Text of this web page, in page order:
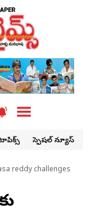
స్పెషల్ న్యూస్
reddy challenges